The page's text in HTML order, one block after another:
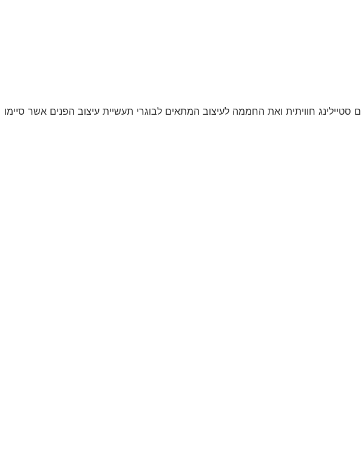
סטיילינג חוויתית ואת החממה לעיצוב המתאים לבוגרי תעשיית עיצוב הפנים אשר סיימו